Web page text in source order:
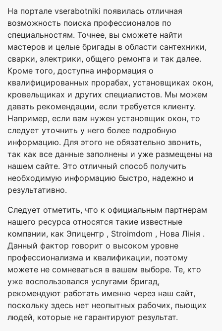
На портале vserabotniki появилась отличная
возможность поиска профессионалов по
специальностям. Точнее, вы сможете найти
мастеров и целые бригады в области сантехники,
сварки, электрики, общего ремонта и так далее.
Кроме того, доступна информация о
квалифицированных прорабах, установщиках окон,
кровельщиках и других специалистов. Мы можем
давать рекомендации, если требуется клиенту.
Например, если вам нужен установщик окон, то
следует уточнить у него более подробную
информацию. Для этого не обязательно звонить,
так как все данные заполнены и уже размещены на
нашем сайте. Это отличный способ получить
необходимую информацию быстро, надежно и
результативно.
Следует отметить, что к официальным партнерам
нашего ресурса относятся такие известные
компании, как Эпицентр , Stroimdom , Нова Лінія .
Данный фактор говорит о высоком уровне
профессионализма и квалификации, поэтому
можете не сомневаться в вашем выборе. Те, кто
уже воспользовался услугами бригад,
рекомендуют работать именно через наш сайт,
поскольку здесь нет неопытных рабочих, пьющих
людей, которые не гарантируют результат.